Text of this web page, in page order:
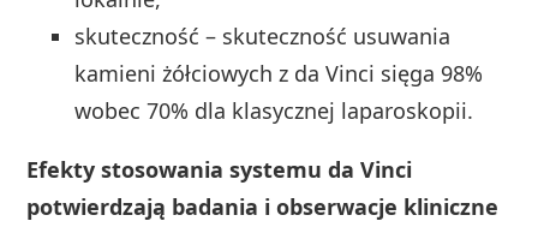
skuteczność – skuteczność usuwania
kamieni żółciowych z da Vinci sięga 98%
wobec 70% dla klasycznej laparoskopii.
Efekty stosowania systemu da Vinci
potwierdzają badania i obserwacje kliniczne